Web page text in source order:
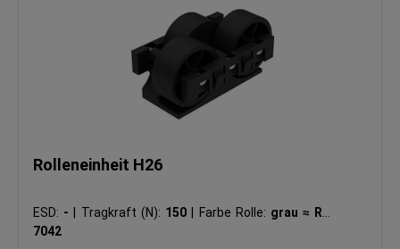
Rolleneinheit H26
ESD: - Tragkraft (N): 150 Farbe Rolle: grau ≈ RAL
7042